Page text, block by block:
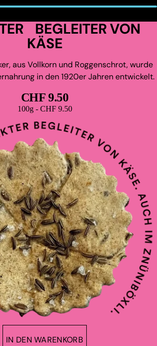
BEGLEITER VON
KÄSE
aus Vollkorn und Roggenschrot, wurde
in den 1920er Jahren entwickelt.
CHF 9.50
Grundpreis
100g - CHF 9.50
IN DEN WARENKORB